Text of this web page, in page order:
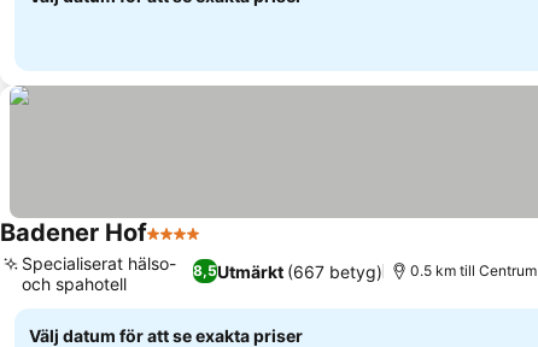
Badener Hof4 Stjärnor
8,5Utmärkt (667 betyg)
Specialiserat hälso-
och spahotell
0.5 km till Centrum
Välj datum för att se exakta priser